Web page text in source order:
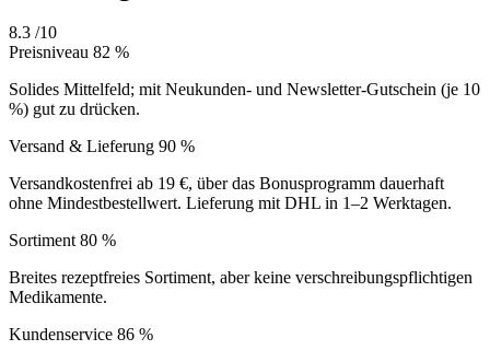
8.3 /10
Preisniveau 82 %
Solides Mittelfeld; mit Neukunden- und Newsletter-Gutschein (je 10
%) gut zu drücken.
Versand & Lieferung 90 %
Versandkostenfrei ab 19 €, über das Bonusprogramm dauerhaft
ohne Mindestbestellwert. Lieferung mit DHL in 1–2 Werktagen.
Sortiment 80 %
Breites rezeptfreies Sortiment, aber keine verschreibungspflichtigen
Medikamente.
Kundenservice 86 %